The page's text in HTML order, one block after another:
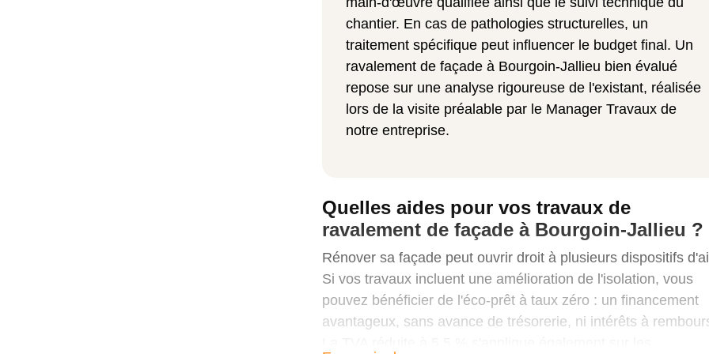
chantier. En cas de pathologies structurelles, un
traitement spécifique peut influencer le budget final. Un
ravalement de façade à Bourgoin-Jallieu bien évalué
repose sur une analyse rigoureuse de l'existant, réalisée
lors de la visite préalable par le Manager Travaux de
notre entreprise.
Quelles aides pour vos travaux de
ravalement de façade à Bourgoin-Jallieu ?
Rénover sa façade peut ouvrir droit à plusieurs dispositifs
Si vos travaux incluent une amélioration de l'isolation, vous
pouvez bénéficier de l'éco-prêt à taux zéro : un financement
avantageux, sans avance de trésorerie, ni intérêts à